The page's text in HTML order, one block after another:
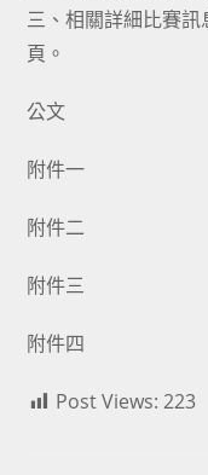
三、相關詳細比賽
頁。
公文
附件一
附件二
附件三
附件四
Post Views: 223